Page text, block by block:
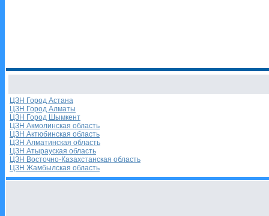
ЦЗН Город Астана
ЦЗН Город Алматы
ЦЗН Город Шымкент
ЦЗН Акмолинская область
ЦЗН Актюбинская область
ЦЗН Алматинская область
ЦЗН Атырауская область
ЦЗН Восточно-Казахстанская область
ЦЗН Жамбылская область